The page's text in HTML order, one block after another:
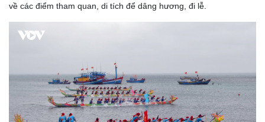
Doanh nghiệp 24h
Vì cộng đồng
Tin Công nghệ
về các điểm tham quan, di tích để dâng hương, đi lễ.